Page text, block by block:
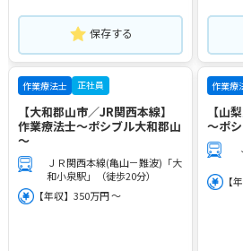
保存する
作業療法士 正社員
【大和郡山市／JR関西本線】
作業療法士～ポシブル大和郡山
～
ＪＲ関西本線(亀山－難波)「大
和小泉駅」（徒歩20分）
【年収】350万円 ～
作業療
【山
～ポ
【